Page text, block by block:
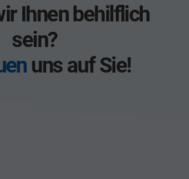
Ihnen behilflich
sein?
uns auf Sie!